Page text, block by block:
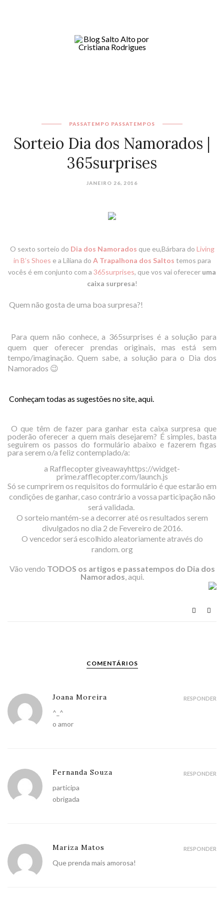
PASSATEMPO PASSATEMPOS
Sorteio Dia dos Namorados |
365surprises
JANEIRO 26, 2016
O sexto sorteio do Dia dos Namorados que eu,Bárbara do Living
in B’s Shoes e a Liliana do A Trapalhona dos Saltos temos para
vocês é em conjunto com a 365surprises, que vos vai oferecer uma
caixa surpresa!
Quem não gosta de uma boa surpresa?!
Para quem não conhece, a 365surprises é a solução para
quem quer oferecer prendas originais, mas está sem
tempo/imaginação. Quem sabe, a solução para o Dia dos
Namorados 😉
Conheçam todas as sugestões no site,aqui.
O que têm de fazer para ganhar esta caixa surpresa que
poderão oferecer a quem mais desejarem? É simples, basta
seguirem os passos do formulário abaixo e fazerem figas
para serem o/a feliz contemplado/a:
a Rafflecopter giveawayhttps://widget-
prime.rafflecopter.com/launch.js
Só se cumprirem os requisitos do formulário é que estarão em
condições de ganhar, caso contrário a vossa participação não
será validada.
O sorteio mantém-se a decorrer até os resultados serem
divulgados no dia 2 de Fevereiro de 2016.
O vencedor será escolhido aleatoriamente através do
random. org
Vão vendo TODOS os artigos e passatempos do Dia dos
Namorados,aqui.
COMENTÁRIOS
Joana Moreira
^_^
o amor
RESPONDER
Fernanda Souza
participa
obrigada
RESPONDER
Mariza Matos
Que prenda mais amorosa!
RESPONDER